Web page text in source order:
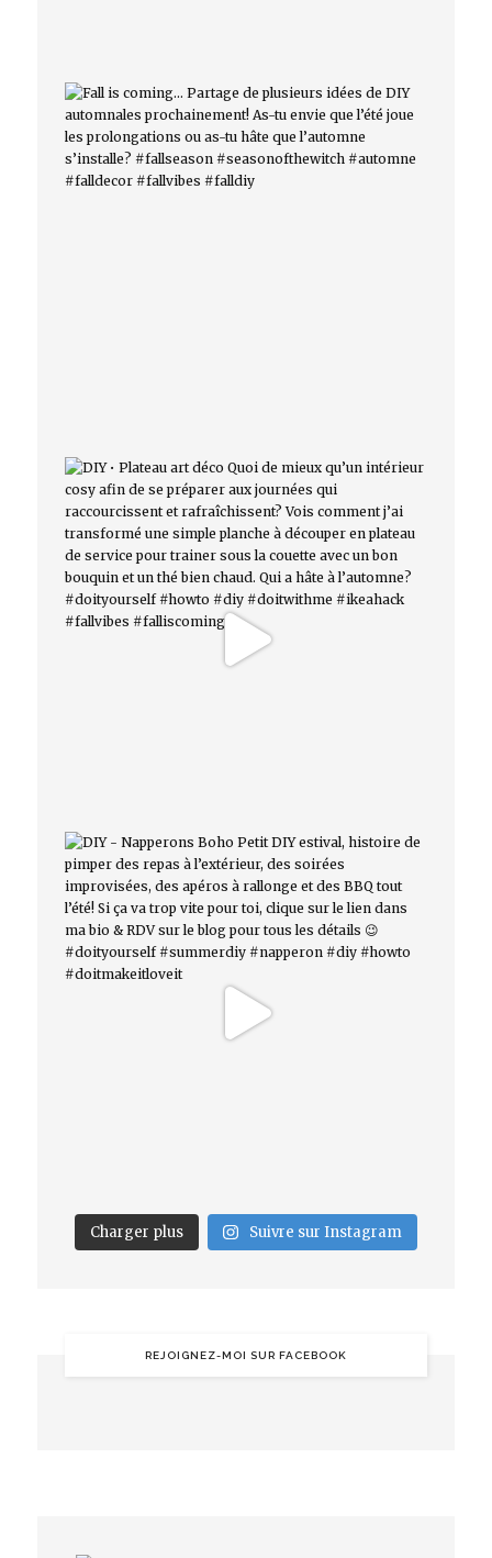
Charger plus Suivre sur Instagram
REJOIGNEZ-MOI SUR FACEBOOK